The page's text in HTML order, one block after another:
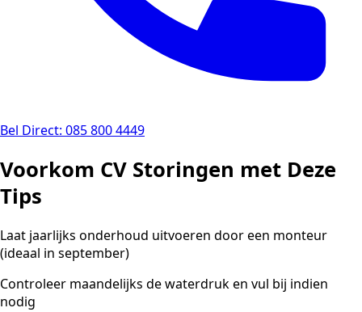
Bel Direct: 085 800 4449
Voorkom CV Storingen met Deze
Tips
Laat jaarlijks onderhoud uitvoeren door een monteur
(ideaal in september)
Controleer maandelijks de waterdruk en vul bij indien
nodig